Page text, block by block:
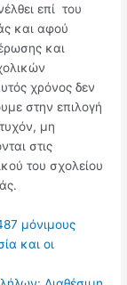
επί του
και αφού
και
χρόνος δεν
στην επιλογή
μη
στις
του σχολείου
μόνιμους
και οι